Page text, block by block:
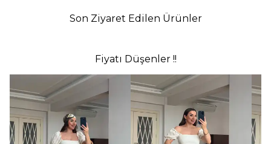
Son Ziyaret Edilen Ürünler
Fiyatı Düşenler !!